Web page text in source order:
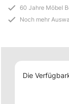
60 Jahre Möbel
Noch mehr
Die